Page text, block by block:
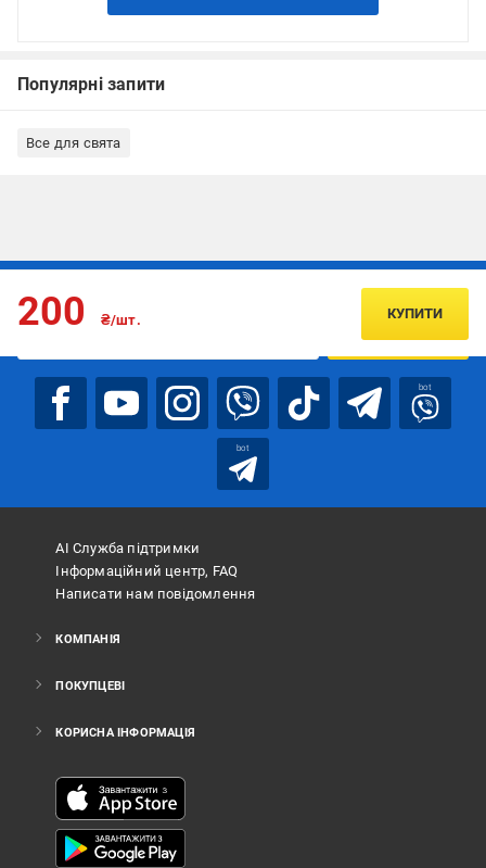
Популярні запити
Все для свята
200 ₴/шт. КУПИТИ
Підписуйтесь, щоб дізнаватись першим про акції та пропозиції
ПІДПИСАТИСЯ
bot
bot
АІ Служба підтримки
Інформаційний центр, FAQ
Написати нам повідомлення
КОМПАНІЯ
ПОКУПЦЕВІ
КОРИСНА ІНФОРМАЦІЯ